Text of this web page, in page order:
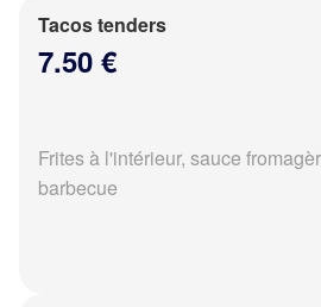
Tacos tenders
7.50 €
Frites à l'intérieur, sauce
barbecue